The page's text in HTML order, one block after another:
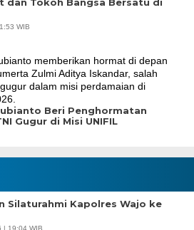
WIB
Beri Penghormatan
Gugur di Misi UNIFIL
Silaturahmi Kapolres Wajo ke
| 19:04 WIB